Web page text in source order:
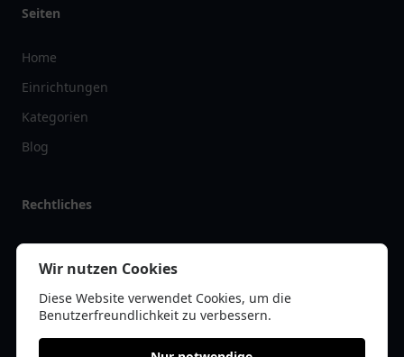
Seiten
Home
Einrichtungen
Kategorien
Blog
Rechtliches
Impressum
Datenschutz
Kontakt
Wir nutzen Cookies
Diese Website verwendet Cookies, um die
Benutzerfreundlichkeit zu verbessern.